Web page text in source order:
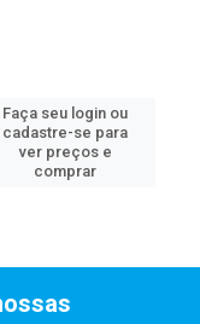
Faça seu login ou
cadastre-se para
ver preços e
comprar